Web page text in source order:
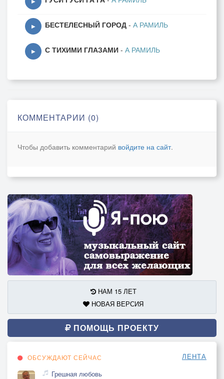
▶ БЕСТЕЛЕСНЫЙ ГОРОД - А РАМИЛЬ
▶ С ТИХИМИ ГЛАЗАМИ - А РАМИЛЬ
КОММЕНТАРИИ (0)
Чтобы добавить комментарий войдите на сайт.
НАМ 15 ЛЕТ
НОВАЯ ВЕРСИЯ
ПОМОЩЬ ПРОЕКТУ
ОБСУЖДАЮТ СЕЙЧАС ЛЕНТА
Грешная любовь